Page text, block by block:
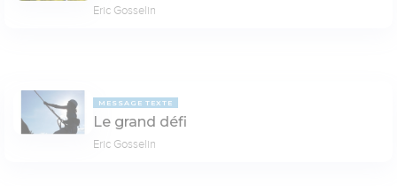
Eric Gosselin
MESSAGE TEXTE
Le grand défi
Eric Gosselin